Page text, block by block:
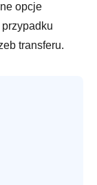
opcje
transferu.